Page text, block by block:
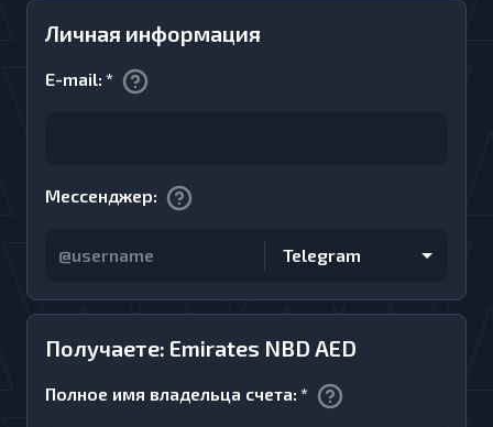
Получаете: Emirates NBD AED
Полное имя владельца счета: *
Личная информация
E-mail: *
Мессенджер:
Telegram